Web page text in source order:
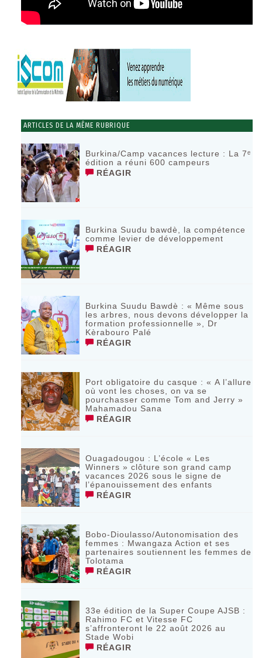
ARTICLES DE LA MÊME RUBRIQUE
Burkina/Camp vacances lecture : La 7ᵉ
édition a réuni 600 campeurs
RÉAGIR
Burkina Suudu bawdè, la compétence
comme levier de développement
RÉAGIR
Burkina Suudu Bawdè : « Même sous
les arbres, nous devons développer la
formation professionnelle », Dr
Kèrabouro Palé
RÉAGIR
Port obligatoire du casque : « A l’allure
où vont les choses, on va se
pourchasser comme Tom and Jerry »
Mahamadou Sana
RÉAGIR
Ouagadougou : L’école « Les
Winners » clôture son grand camp
vacances 2026 sous le signe de
l’épanouissement des enfants
RÉAGIR
Bobo-Dioulasso/Autonomisation des
femmes : Mwangaza Action et ses
partenaires soutiennent les femmes de
Tolotama
RÉAGIR
33e édition de la Super Coupe AJSB :
Rahimo FC et Vitesse FC
s’affronteront le 22 août 2026 au
Stade Wobi
RÉAGIR